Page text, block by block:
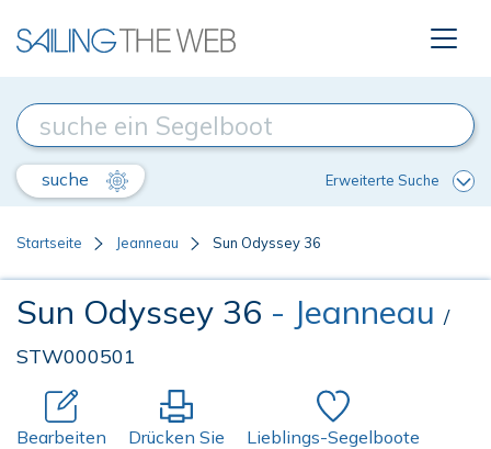
suche Erweiterte Suche
Startseite Jeanneau Sun Odyssey 36
Sun Odyssey 36 - Jeanneau /
STW000501
Bearbeiten Drücken Sie Lieblings-Segelboote